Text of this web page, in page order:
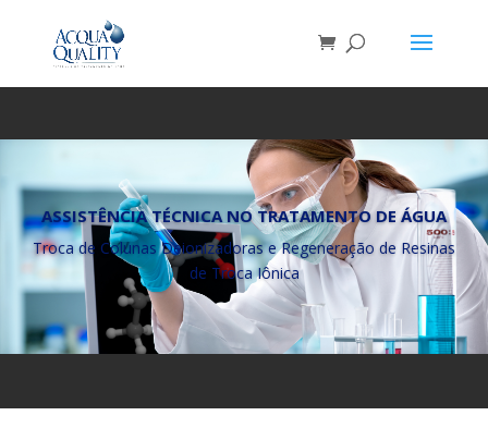
ASSISTÊNCIA TÉCNICA NO TRATAMENTO DE ÁGUA
Troca de Colunas Deionizadoras e Regeneração de Resinas
de Troca Iônica